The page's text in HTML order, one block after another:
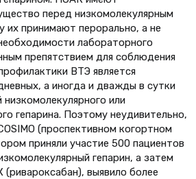
перед низкомолекулярным
их принимают перорально, а не
лабораторного
препятствием для соблюдения
ВТЭ является
а иногда и дважды в сутки
или
гепарина. Поэтому неудивительно,
(проспективном когортном
приняли участие 500 пациентов
гепарин, а затем
выявило более